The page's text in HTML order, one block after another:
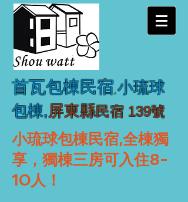
首瓦包棟民宿,小琉球
包棟,屏東縣民宿 139號
小琉球包棟民宿,全棟獨
享，獨棟三房可入住8-
10人！